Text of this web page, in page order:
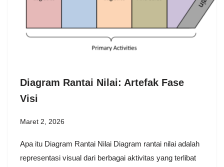
Diagram Rantai Nilai: Artefak Fase
Visi
Maret 2, 2026
Apa itu Diagram Rantai Nilai Diagram rantai nilai adalah
representasi visual dari berbagai aktivitas yang terlibat